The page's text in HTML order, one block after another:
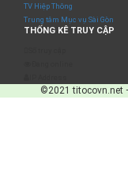
TV Hiệp Thông
Trung tâm Mục vụ Sài Gòn
THỐNG KÊ TRUY CẬP
©2021 titocovn.net